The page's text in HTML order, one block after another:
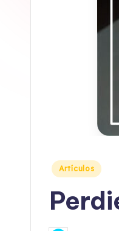
Publicado
Artículos